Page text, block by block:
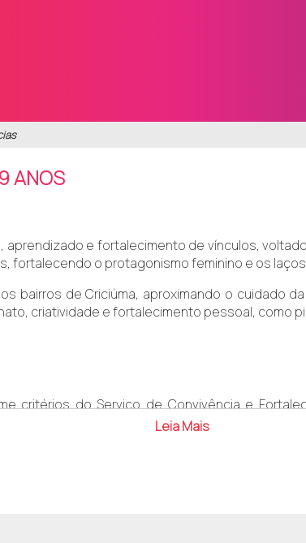
ANOS
e fortalecimento de vínculos,
fortalecendo o protagonismo feminino e os
bairros de Criciúma, aproximando o cuidado
criatividade e fortalecimento pessoal, como
critérios do Serviço de Convivência e
cópias dos seguintes documentos:
Leia Mais